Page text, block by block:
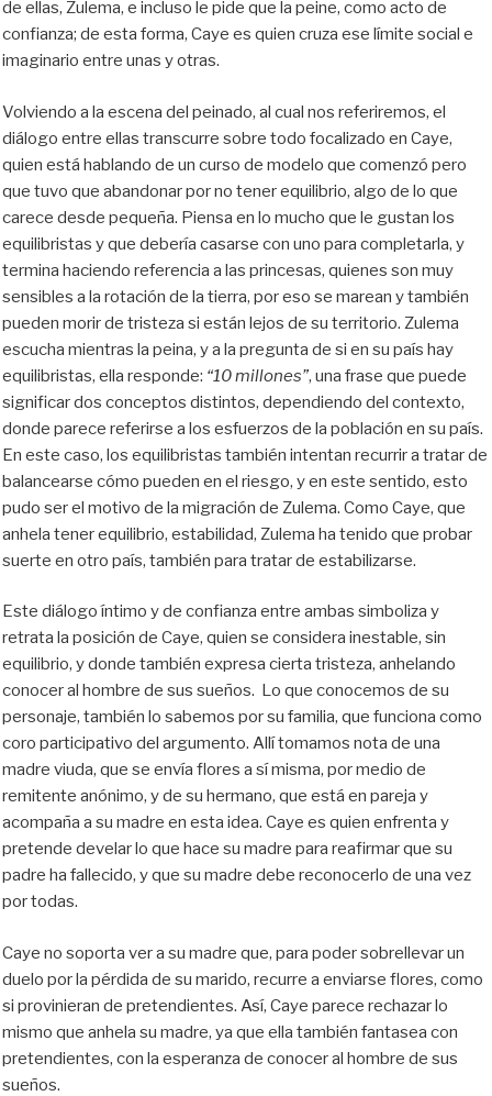
de ellas, Zulema, e incluso le pide que la peine, como acto de
confianza; de esta forma, Caye es quien cruza ese límite social e
imaginario entre unas y otras.
Volviendo a la escena del peinado, al cual nos referiremos, el
diálogo entre ellas transcurre sobre todo focalizado en Caye,
quien está hablando de un curso de modelo que comenzó pero
que tuvo que abandonar por no tener equilibrio, algo de lo que
carece desde pequeña. Piensa en lo mucho que le gustan los
equilibristas y que debería casarse con uno para completarla, y
termina haciendo referencia a las princesas, quienes son muy
sensibles a la rotación de la tierra, por eso se marean y también
pueden morir de tristeza si están lejos de su territorio. Zulema
escucha mientras la peina, y a la pregunta de si en su país hay
equilibristas, ella responde: “10 millones”, una frase que puede
significar dos conceptos distintos, dependiendo del contexto,
donde parece referirse a los esfuerzos de la población en su país.
En este caso, los equilibristas también intentan recurrir a tratar de
balancearse cómo pueden en el riesgo, y en este sentido, esto
pudo ser el motivo de la migración de Zulema. Como Caye, que
anhela tener equilibrio, estabilidad, Zulema ha tenido que probar
suerte en otro país, también para tratar de estabilizarse.
Este diálogo íntimo y de confianza entre ambas simboliza y
retrata la posición de Caye, quien se considera inestable, sin
equilibrio, y donde también expresa cierta tristeza, anhelando
conocer al hombre de sus sueños. Lo que conocemos de su
personaje, también lo sabemos por su familia, que funciona como
coro participativo del argumento. Allí tomamos nota de una
madre viuda, que se envía flores a sí misma, por medio de
remitente anónimo, y de su hermano, que está en pareja y
acompaña a su madre en esta idea. Caye es quien enfrenta y
pretende develar lo que hace su madre para reafirmar que su
padre ha fallecido, y que su madre debe reconocerlo de una vez
por todas.
Caye no soporta ver a su madre que, para poder sobrellevar un
duelo por la pérdida de su marido, recurre a enviarse flores, como
si provinieran de pretendientes. Así, Caye parece rechazar lo
mismo que anhela su madre, ya que ella también fantasea con
pretendientes, con la esperanza de conocer al hombre de sus
sueños.